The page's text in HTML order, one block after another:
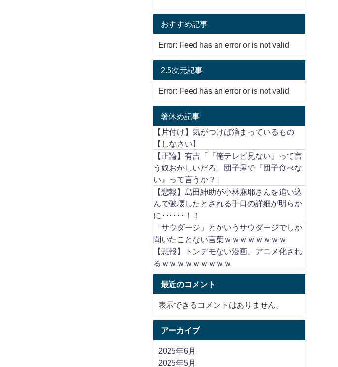
おすすめ記事
Error: Feed has an error or is not valid
2.5次元記事
Error: Feed has an error or is not valid
箸休め記事
【片付け】気がつけば溜まっているもの
【しなさい】
【正論】有吉「『俺テレビ見ない』って言
う奴おかしいだろ。団子屋で『団子食べな
い』って言うか？」
【悲報】島田紳助が小林麻耶さんを追い込
んで破壊したとされる手口の詳細が明らか
に･･････！！
「サウダージ」とかいうサウダージでしか
聞いたことない言葉ｗｗｗｗｗｗｗｗ
【悲報】トンデモない漫画、アニメ化され
るｗｗｗｗｗｗｗｗｗ
最近のコメント
表示できるコメントはありません。
アーカイブ
2025年6月
2025年5月